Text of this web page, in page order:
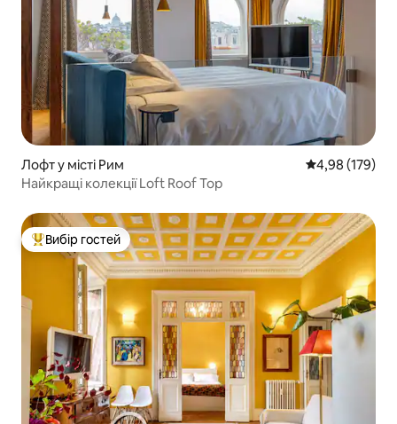
Лофт у місті Рим Середня
4,98 (179)
Найкращі колекції Loft Roof Top
Топ вибір гостей
Вибір гостей